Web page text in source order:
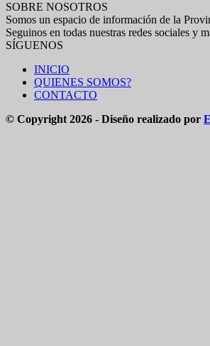
SOBRE NOSOTROS
Somos un espacio de información de la
Seguinos en todas nuestras redes sociales y
SÍGUENOS
INICIO
QUIENES SOMOS?
CONTACTO
© Copyright 2026 - Diseño realizado por